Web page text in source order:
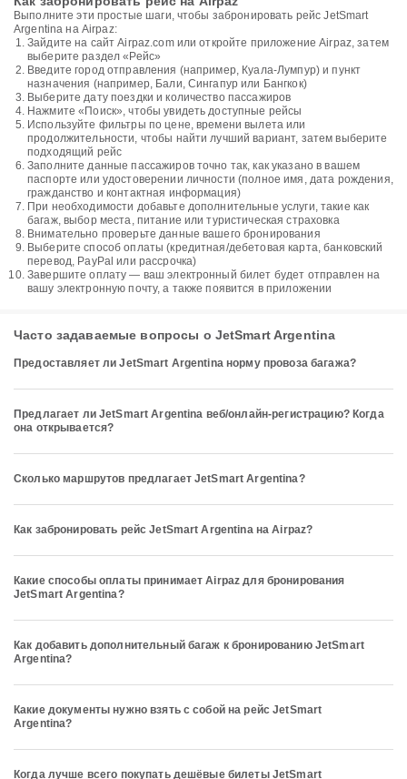
Выполните эти простые шаги, чтобы забронировать рейс JetSmart
Argentina на Airpaz:
Зайдите на сайт Airpaz.com или откройте приложение Airpaz, затем
выберите раздел «Рейс»
Введите город отправления (например, Куала-Лумпур) и пункт
назначения (например, Бали, Сингапур или Бангкок)
Выберите дату поездки и количество пассажиров
Нажмите «Поиск», чтобы увидеть доступные рейсы
Используйте фильтры по цене, времени вылета или
продолжительности, чтобы найти лучший вариант, затем выберите
подходящий рейс
Заполните данные пассажиров точно так, как указано в вашем
паспорте или удостоверении личности (полное имя, дата рождения,
гражданство и контактная информация)
При необходимости добавьте дополнительные услуги, такие как
багаж, выбор места, питание или туристическая страховка
Внимательно проверьте данные вашего бронирования
Выберите способ оплаты (кредитная/дебетовая карта, банковский
перевод, PayPal или рассрочка)
Завершите оплату — ваш электронный билет будет отправлен на
вашу электронную почту, а также появится в приложении
Часто задаваемые вопросы о JetSmart Argentina
Предоставляет ли JetSmart Argentina норму провоза багажа?
Предлагает ли JetSmart Argentina веб/онлайн-регистрацию? Когда
она открывается?
Сколько маршрутов предлагает JetSmart Argentina?
Как забронировать рейс JetSmart Argentina на Airpaz?
Какие способы оплаты принимает Airpaz для бронирования
JetSmart Argentina?
Как добавить дополнительный багаж к бронированию JetSmart
Argentina?
Какие документы нужно взять с собой на рейс JetSmart
Argentina?
Когда лучше всего покупать дешёвые билеты JetSmart